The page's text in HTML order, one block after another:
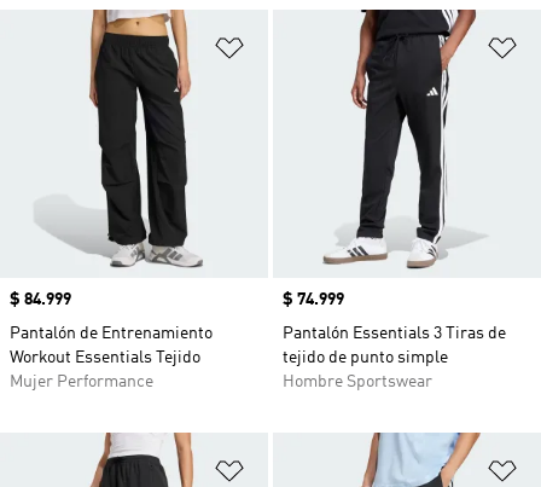
Añadir a la lista de deseos
Precio
$ 84.999
Pantalón de Entrenamiento
Workout Essentials Tejido
Mujer Performance
Precio
$ 74.999
Pantalón Essentials 3 Tiras de
tejido de punto simple
Hombre Sportswear
Añadir a la lista de deseos